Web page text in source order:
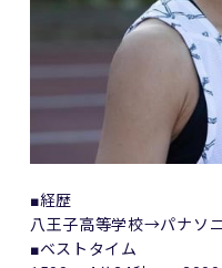
■経歴
八王子高等学校→パナソ
■ベストタイム